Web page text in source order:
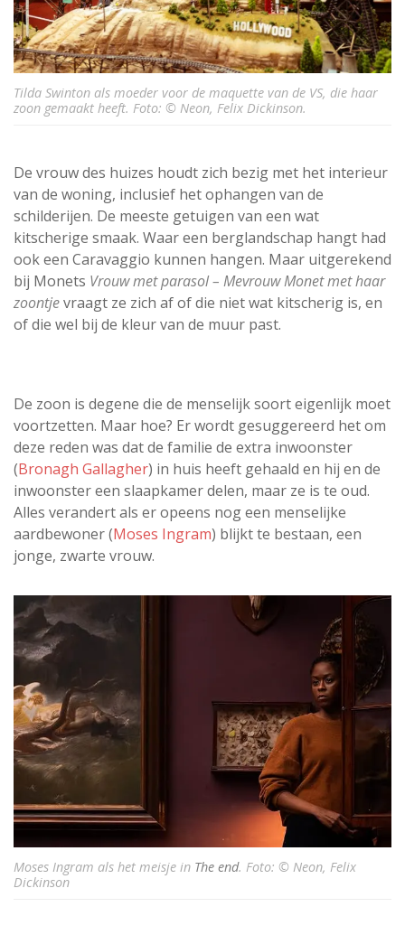
Tilda Swinton als moeder voor de maquette van de VS, die haar
zoon gemaakt heeft. Foto: © Neon, Felix Dickinson.
De vrouw des huizes houdt zich bezig met het interieur
van de woning, inclusief het ophangen van de
schilderijen. De meeste getuigen van een wat
kitscherige smaak. Waar een berglandschap hangt had
ook een Caravaggio kunnen hangen. Maar uitgerekend
bij Monets Vrouw met parasol – Mevrouw Monet met haar
zoontjevraagt ze zich af of die niet wat kitscherig is, en
of die wel bij de kleur van de muur past.
De zoon is degene die de menselijk soort eigenlijk moet
voortzetten. Maar hoe? Er wordt gesuggereerd het om
deze reden was dat de familie de extra inwoonster
(Bronagh Gallagher) in huis heeft gehaald en hij en de
inwoonster een slaapkamer delen, maar ze is te oud.
Alles verandert als er opeens nog een menselijke
aardbewoner (Moses Ingram) blijkt te bestaan, een
jonge, zwarte vrouw.
Moses Ingram als het meisje in The end. Foto: © Neon, Felix
Dickinson